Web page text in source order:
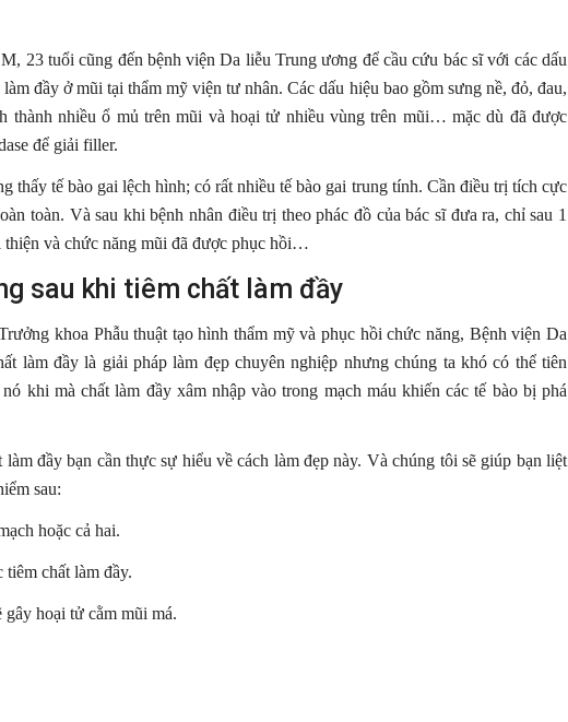
23 tuổi cũng đến bệnh viện Da liễu Trung ương để cầu cứu bác sĩ với các dấu
đầy ở mũi tại thẩm mỹ viện tư nhân. Các dấu hiệu bao gồm sưng nề, đỏ, đau,
thành nhiều ổ mủ trên mũi và hoại tử nhiều vùng trên mũi… mặc dù đã được
để giải filler.
thấy tế bào gai lệch hình; có rất nhiều tế bào gai trung tính. Cần điều trị tích cực
toàn. Và sau khi bệnh nhân điều trị theo phác đồ của bác sĩ đưa ra, chỉ sau 1
thiện và chức năng mũi đã được phục hồi…
sau khi tiêm chất làm đầy
khoa Phẫu thuật tạo hình thẩm mỹ và phục hồi chức năng, Bệnh viện Da
làm đầy là giải pháp làm đẹp chuyên nghiệp nhưng chúng ta khó có thể tiên
khi mà chất làm đầy xâm nhập vào trong mạch máu khiến các tế bào bị phá
đầy bạn cần thực sự hiểu về cách làm đẹp này. Và chúng tôi sẽ giúp bạn liệt
sau:
hoặc cả hai.
chất làm đầy.
gây hoại tử cằm mũi má.